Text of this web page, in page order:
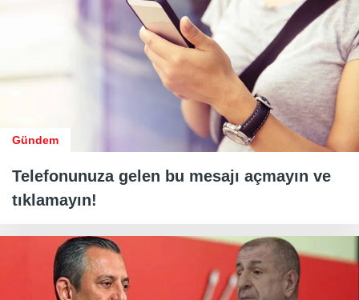
Gündem
Telefonunuza gelen bu mesajı açmayın ve
tıklamayın!